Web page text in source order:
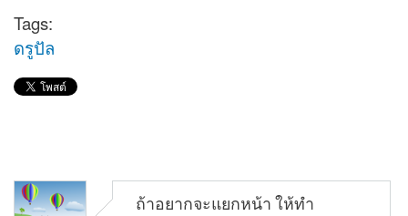
Tags:
ดรูปัล
ถ้าอยากจะแยกหน้า ให้ทำ